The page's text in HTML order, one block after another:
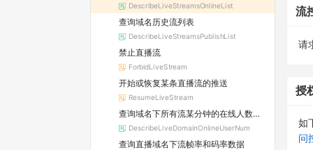
DescribeLiveStreamsOnlineList
查询域名历史流列表
DescribeLiveStreamsPublishList
禁止直播流
ForbidLiveStream
开始或恢复某条直播流的推送
ResumeLiveStream
查询域名下所有流某分钟的在线人数信息
DescribeLiveDomainOnlineUserNum
查询直播域名下流帧率和码率数据
流
请
授
如
问